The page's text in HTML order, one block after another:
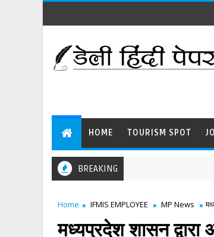
HOME TOURISM SPOT
BREAKING
Home IFMIS EMPLOYEE MP News
मध्यप्रदेश शासन